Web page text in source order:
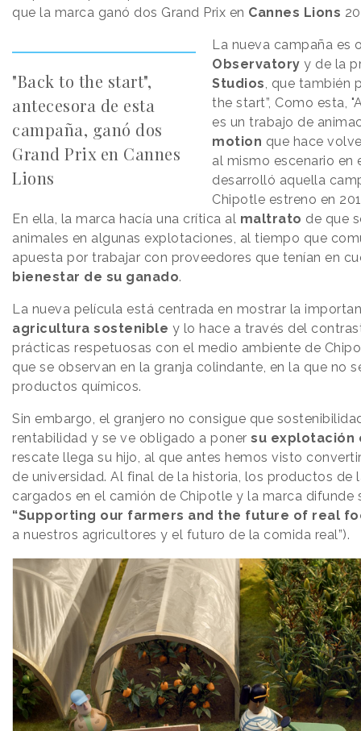
que la marca ganó dos Grand Prix en Cannes Lions
"Back to the start",
antecesora de esta
campaña, ganó dos
Grand Prix en Cannes
Lions
La nueva campaña es
Observatory y de la
Studios, que también
the start”, Como esta,
es un trabajo de
motion que hace
al mismo escenario en
desarrolló aquella
Chipotle estreno en
En ella, la marca hacía una crítica al maltrato de que
animales en algunas explotaciones, al tiempo que
apuesta por trabajar con proveedores que tenían en
bienestar de su ganado.
La nueva película está centrada en mostrar la
agricultura sostenible y lo hace a través del
prácticas respetuosas con el medio ambiente de
que se observan en la granja colindante, en la que no
productos químicos.
Sin embargo, el granjero no consigue que
rentabilidad y se ve obligado a poner su explotación
rescate llega su hijo, al que antes hemos visto
de universidad. Al final de la historia, los productos de
cargados en el camión de Chipotle y la marca difunde
“Supporting our farmers and the future of real
a nuestros agricultores y el futuro de la comida real”).